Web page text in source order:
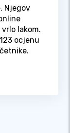
Njegov
lakom.
ocjenu